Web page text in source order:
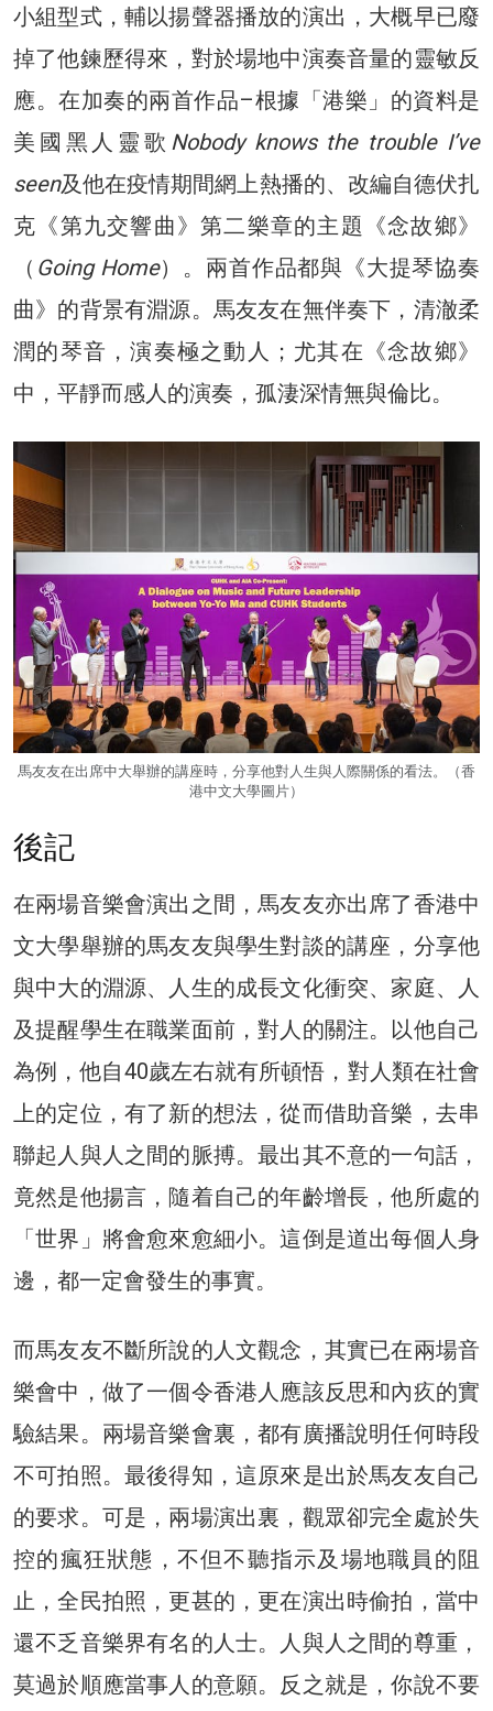
小組型式，輔以揚聲器播放的演出，大概早已廢
掉了他鍊歷得來，對於場地中演奏音量的靈敏反
應。在加奏的兩首作品–根據「港樂」的資料是
美國黑人靈歌 Nobody knows the trouble I’ve
seen及他在疫情期間網上熱播的、改編自德伏扎
克《第九交響曲》第二樂章的主題《念故鄉》
（ Going Home）。兩首作品都與《大提琴協奏
曲》的背景有淵源。馬友友在無伴奏下，清澈柔
潤的琴音，演奏極之動人；尤其在《念故鄉》
中，平靜而感人的演奏，孤淒深情無與倫比。
馬友友在出席中大舉辦的講座時，分享他對人生與人際關係的看法。（香
港中文大學圖片）
後記
在兩場音樂會演出之間，馬友友亦出席了香港中
文大學舉辦的馬友友與學生對談的講座，分享他
與中大的淵源、人生的成長文化衝突、家庭、人
及提醒學生在職業面前，對人的關注。以他自己
為例，他自40歲左右就有所頓悟，對人類在社會
上的定位，有了新的想法，從而借助音樂，去串
聯起人與人之間的脈搏。最出其不意的一句話，
竟然是他揚言，隨着自己的年齡增長，他所處的
「世界」將會愈來愈細小。這倒是道出每個人身
邊，都一定會發生的事實。
而馬友友不斷所說的人文觀念，其實已在兩場音
樂會中，做了一個令香港人應該反思和內疚的實
驗結果。兩場音樂會裏，都有廣播說明任何時段
不可拍照。最後得知，這原來是出於馬友友自己
的要求。可是，兩場演出裏，觀眾卻完全處於失
控的瘋狂狀態，不但不聽指示及場地職員的阻
止，全民拍照，更甚的，更在演出時偷拍，當中
還不乏音樂界有名的人士。人與人之間的尊重，
莫過於順應當事人的意願。反之就是，你說不要